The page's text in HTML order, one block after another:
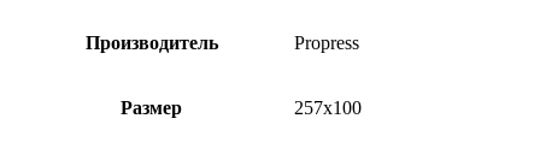
Производитель Propress
Размер 257х100